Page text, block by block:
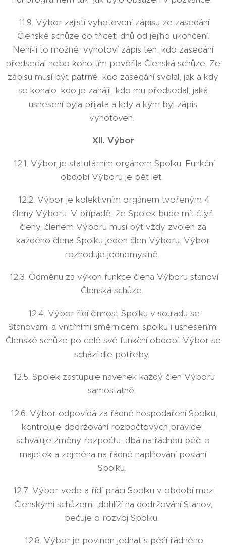
11.9. Výbor zajistí vyhotovení zápisu ze zasedání
Členské schůze do třiceti dnů od jejího ukončení.
Není-li to možné, vyhotoví zápis ten, kdo zasedání
předsedal nebo koho tím pověřila Členská schůze. Ze
zápisu musí být patrné, kdo zasedání svolal, jak a kdy
se konalo, kdo je zahájil, kdo mu předsedal, jaká
usnesení byla přijata a kdy a kým byl zápis
vyhotoven.
XII. Výbor
12.1. Výbor je statutárním orgánem Spolku. Funkční
období Výboru je pět let.
12.2. Výbor je kolektivním orgánem tvořeným 4
členy Výboru. V případě, že Spolek bude mít čtyři
členy, členem Výboru musí být vždy zvolen za
každého člena Spolku jeden člen Výboru. Výbor
rozhoduje jednomyslně.
12.3. Odměnu za výkon funkce člena Výboru stanoví
Členská schůze.
12.4. Výbor řídí činnost Spolku v souladu se
Stanovami a vnitřními směrnicemi spolku i usneseními
Členské schůze po celé své funkční období. Výbor se
schází dle potřeby.
12.5. Spolek zastupuje navenek každý člen Výboru
samostatně.
12.6. Výbor odpovídá za řádné hospodaření Spolku,
kontroluje dodržování rozpočtových pravidel,
schvaluje změny rozpočtu, dbá na řádnou péči o
majetek a zejména na řádné naplňování poslání
Spolku.
12.7. Výbor vede a řídí práci Spolku v období mezi
Členskými schůzemi, dohlíží na dodržování Stanov,
pečuje o rozvoj Spolku.
12.8. Výbor je povinen jednat s péčí řádného